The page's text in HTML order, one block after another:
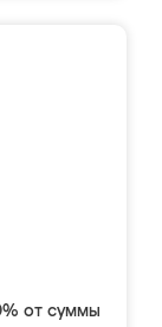
от суммы